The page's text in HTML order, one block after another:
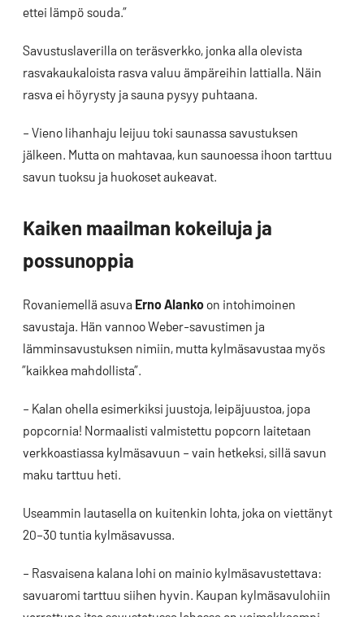
ettei lämpö souda.”
Savustuslaverilla on teräsverkko, jonka alla olevista
rasvakaukaloista rasva valuu ämpäreihin lattialla. Näin
rasva ei höyrysty ja sauna pysyy puhtaana.
– Vieno lihanhaju leijuu toki saunassa savustuksen
jälkeen. Mutta on mahtavaa, kun saunoessa ihoon tarttuu
savun tuoksu ja huokoset aukeavat.
Kaiken maailman kokeiluja ja
possunoppia
Rovaniemellä asuva Erno Alankoon intohimoinen
savustaja. Hän vannoo Weber-savustimen ja
lämminsavustuksen nimiin, mutta kylmäsavustaa myös
”kaikkea mahdollista”.
– Kalan ohella esimerkiksi juustoja, leipäjuustoa, jopa
popcornia! Normaalisti valmistettu popcorn laitetaan
verkkoastiassa kylmäsavuun – vain hetkeksi, sillä savun
maku tarttuu heti.
Useammin lautasella on kuitenkin lohta, joka on viettänyt
20–30 tuntia kylmäsavussa.
– Rasvaisena kalana lohi on mainio kylmäsavustettava:
savuaromi tarttuu siihen hyvin. Kaupan kylmäsavulohiin